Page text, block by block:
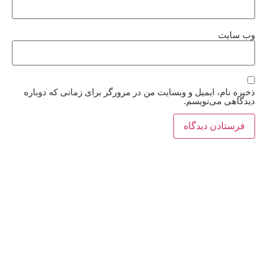
وب‌ سایت
ذخیره نام، ایمیل و وبسایت من در مرورگر برای زمانی که دوباره
دیدگاهی می‌نویسم.